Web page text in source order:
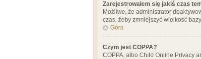
Zarejestrowałem się jakiś czas
Możliwe, że administrator
czas, żeby zmniejszyć wielkość
Góra
Czym jest COPPA?
COPPA, albo Child Online Privacy